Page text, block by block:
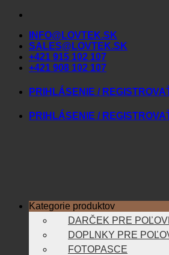
Skip
contentINFO@LOVTEK.SK
SALES@LOVTEK.SK
+421 915 102 107
+421 908 102 107
PRIHLÁSENIE /
PRIHLÁSENIE /
Kategorie produktov
DARČEK PRE
DOPLNKY PRE
FOTOPASCE